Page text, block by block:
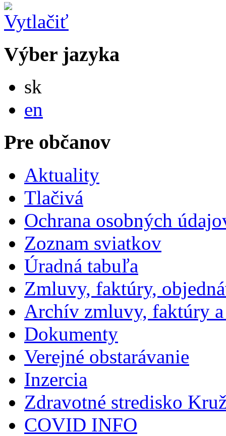
Výber jazyka
sk
en
Pre občanov
Aktuality
Tlačivá
Ochrana osobných
Zoznam sviatkov
Úradná tabuľa
Zmluvy, faktúry,
Archív zmluvy, faktúry
Dokumenty
Verejné obstarávanie
Inzercia
Zdravotné stredisko
COVID INFO